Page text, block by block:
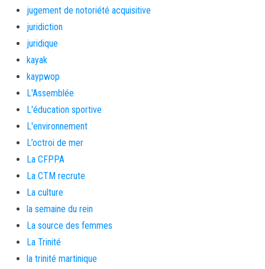
jugement de notoriété acquisitive
juridiction
juridique
kayak
kaypwop
L'Assemblée
L'éducation sportive
L'environnement
L’octroi de mer
La CFPPA
La CTM recrute
La culture
la semaine du rein
La source des femmes
La Trinité
la trinité martinique